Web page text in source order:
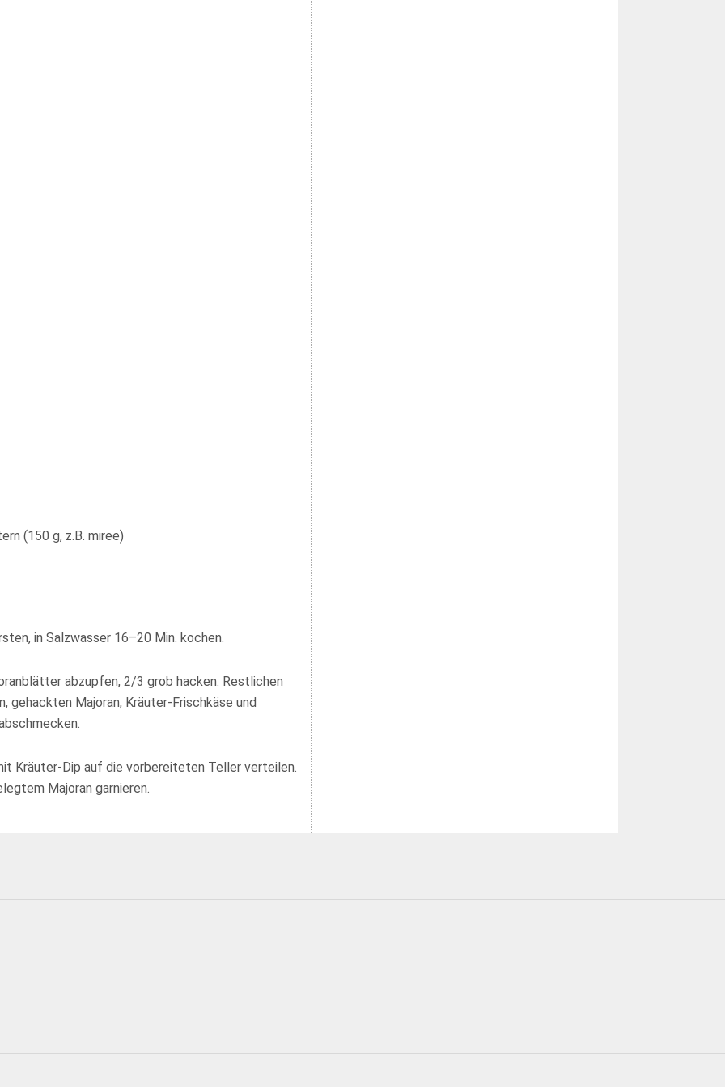
(150 g, z.B. miree)
in Salzwasser 16–20 Min. kochen.
abzupfen, 2/3 grob hacken. Restlichen
gehackten Majoran, Kräuter-Frischkäse und
Kräuter-Dip auf die vorbereiteten Teller verteilen.
Majoran garnieren.